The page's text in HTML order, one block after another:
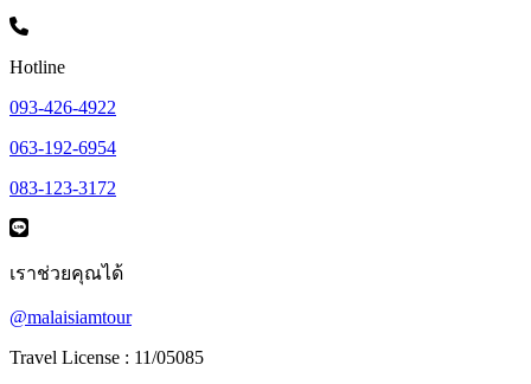
Hotline
093-426-4922
063-192-6954
083-123-3172
เราช่วยคุณได้
@malaisiamtour
Travel License : 11/05085